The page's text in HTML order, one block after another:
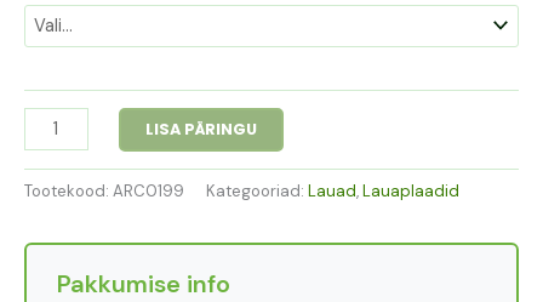
LISA PÄRINGU
Tootekood: ARC0199 Kategooriad: Lauad,Lauaplaadid
Pakkumise info